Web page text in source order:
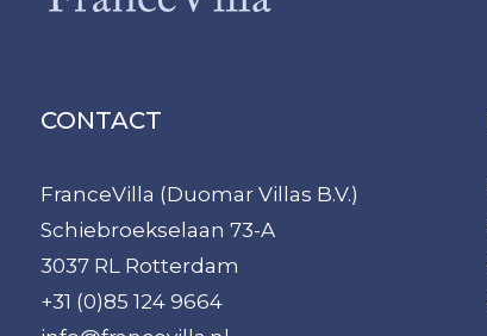
CONTACT
FranceVilla (Duomar Villas B.V.)
Schiebroekselaan 73-A
3037 RL Rotterdam
+31 (0)85 124 9664